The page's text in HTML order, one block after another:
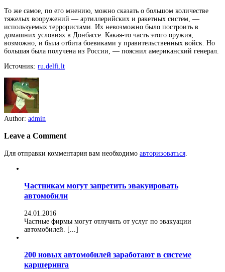
То же самое, по его мнению, можно сказать о большом количестве
тяжелых вооружений — артиллерийских и ракетных систем, —
используемых террористами. Их невозможно было построить в
домашних условиях в Донбассе. Какая-то часть этого оружия,
возможно, и была отбита боевиками у правительственных войск. Но
большая была получена из России, — пояснил американский генерал.
Источник: ru.delfi.lt
Author: admin
Leave a Comment
Для отправки комментария вам необходимо авторизоваться
Частникам могут запретить эвакуировать
автомобили
24.01.2016
Частные фирмы могут отлучить от услуг по эвакуации
автомобилей. [...]
200 новых автомобилей заработают в системе
каршеринга